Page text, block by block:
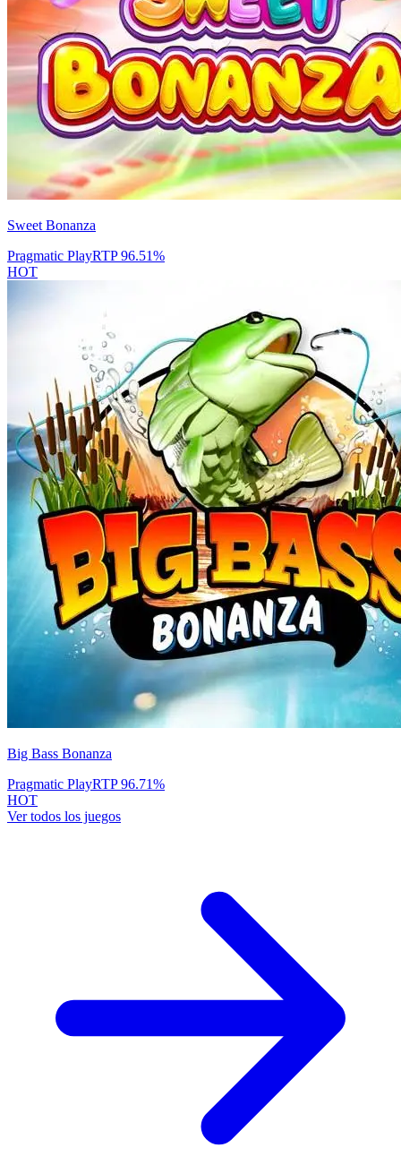
Sweet Bonanza
Pragmatic PlayRTP96.51%
HOT
Big Bass Bonanza
Pragmatic PlayRTP96.71%
HOT
Ver todos los juegos